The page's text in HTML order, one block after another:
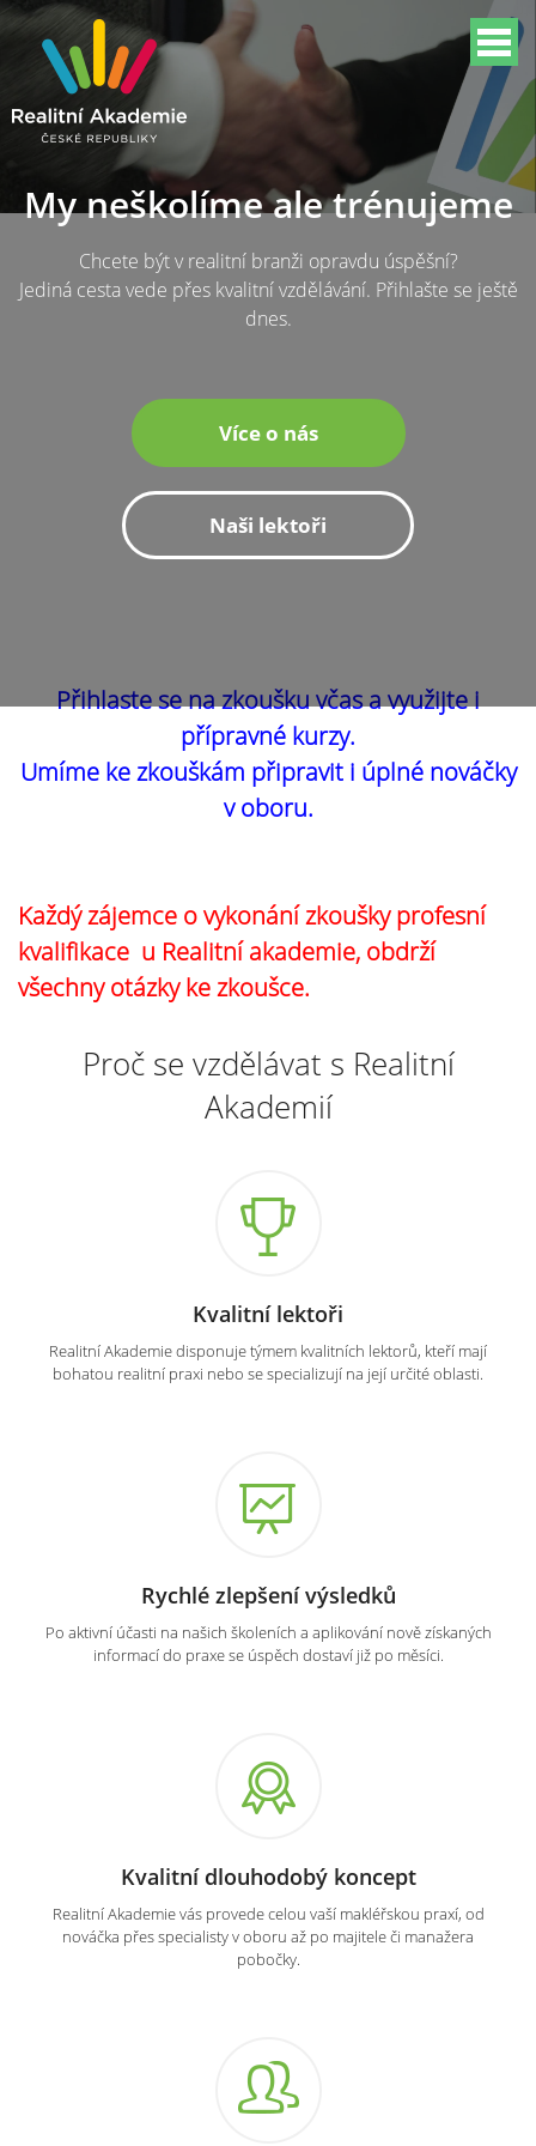
My neškolíme ale trénujeme
Chcete být v realitní branži opravdu úspěšní?
Jediná cesta vede přes kvalitní vzdělávání. Přihlašte se ještě
dnes.
Více o nás
Naši lektoři
Přihlaste se na zkoušku včas a využijte i
přípravné kurzy.
Umíme ke zkouškám připravit i úplné nováčky
v oboru.
Každý zájemce o vykonání zkoušky profesní
kvalifikace u Realitní akademie, obdrží
všechny otázky ke zkoušce.
Proč se vzdělávat s Realitní
Akademií
Kvalitní lektoři
Realitní Akademie disponuje týmem kvalitních lektorů, kteří mají
bohatou realitní praxi nebo se specializují na její určité oblasti.
Rychlé zlepšení výsledků
Po aktivní účasti na našich školeních a aplikování nově získaných
informací do praxe se úspěch dostaví již po měsíci.
Kvalitní dlouhodobý koncept
Realitní Akademie vás provede celou vaší makléřskou praxí, od
nováčka přes specialisty v oboru až po majitele či manažera
pobočky.